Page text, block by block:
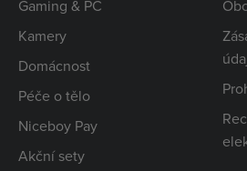
Gaming & PC
Kamery
Domácnost
Péče o tělo
Niceboy Pay
Akční sety